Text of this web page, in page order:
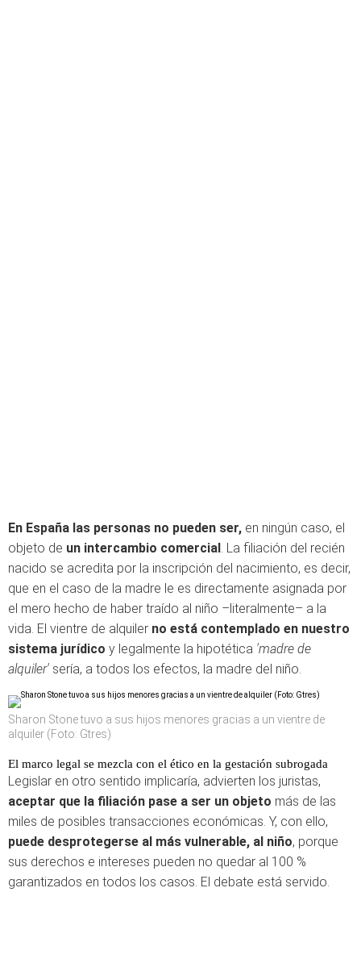
En España las personas no pueden ser, en ningún caso, el
objeto de un intercambio comercial. La filiación del recién
nacido se acredita por la inscripción del nacimiento, es decir,
que en el caso de la madre le es directamente asignada por
el mero hecho de haber traído al niño –literalmente– a la
vida. El vientre de alquiler no está contemplado en nuestro
sistema jurídico y legalmente la hipotética 'madre de
alquiler' sería, a todos los efectos, la madre del niño.
Sharon Stone tuvo a sus hijos menores gracias a un vientre de
alquiler (Foto: Gtres)
El marco legal se mezcla con el ético en la gestación subrogada
Legislar en otro sentido implicaría, advierten los juristas,
aceptar que la filiación pase a ser un objeto más de las
miles de posibles transacciones económicas. Y, con ello,
puede desprotegerse al más vulnerable, al niño, porque
sus derechos e intereses pueden no quedar al 100 %
garantizados en todos los casos. El debate está servido.